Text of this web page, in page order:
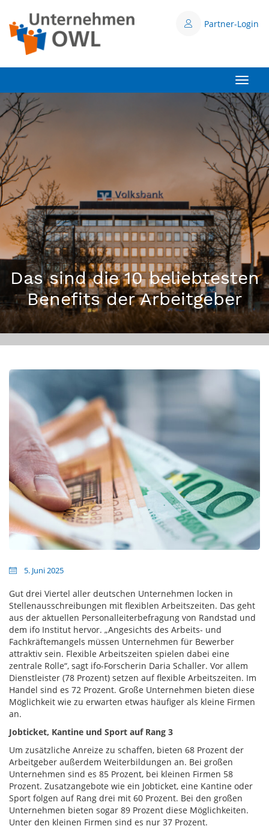
Partner-Login
Das sind die 10 beliebtesten
Benefits der Arbeitgeber
5. Juni 2025
Gut drei Viertel aller deutschen Unternehmen locken in
Stellenausschreibungen mit flexiblen Arbeitszeiten. Das geht
aus der aktuellen Personalleiterbefragung von Randstad und
dem ifo Institut hervor. „Angesichts des Arbeits- und
Fachkräftemangels müssen Unternehmen für Bewerber
attraktiv sein. Flexible Arbeitszeiten spielen dabei eine
zentrale Rolle“, sagt ifo-Forscherin Daria Schaller. Vor allem
Dienstleister (78 Prozent) setzen auf flexible Arbeitszeiten. Im
Handel sind es 72 Prozent. Große Unternehmen bieten diese
Möglichkeit wie zu erwarten etwas häufiger als kleine Firmen
an.
Jobticket, Kantine und Sport auf Rang 3
Um zusätzliche Anreize zu schaffen, bieten 68 Prozent der
Arbeitgeber außerdem Weiterbildungen an. Bei großen
Unternehmen sind es 85 Prozent, bei kleinen Firmen 58
Prozent. Zusatzangebote wie ein Jobticket, eine Kantine oder
Sport folgen auf Rang drei mit 60 Prozent. Bei den großen
Unternehmen bieten sogar 89 Prozent diese Möglichkeiten.
Unter den kleinen Firmen sind es nur 37 Prozent.